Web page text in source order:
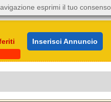
Inserisci Annuncio
esprimi il tuo consenso.